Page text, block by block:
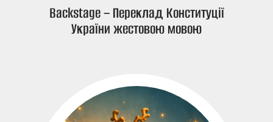
Backstage – Переклад Конституції
України жестовою мовою